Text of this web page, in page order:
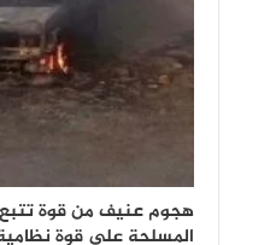
هجوم عنيف من قوة
المسلحة على قوة